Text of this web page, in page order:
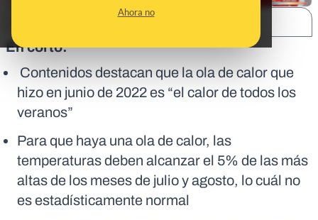
Ahora no
En corto:
Contenidos destacan que la ola de calor que
hizo en junio de 2022 es “el calor de todos los
veranos”
Para que haya una ola de calor, las
temperaturas deben alcanzar el 5% de las más
altas de los meses de julio y agosto, lo cuál no
es estadísticamente normal